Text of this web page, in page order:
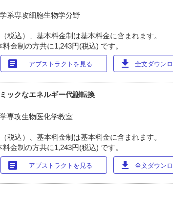
系専攻細胞生物学分野
税込）、基本料金制は基本料金に含まれます。
金制の方共に1,243円(税込) です。
article アブストラクトを見る download 全文ダウン
ックなエネルギー代謝転換
専攻生物医化学教室
税込）、基本料金制は基本料金に含まれます。
金制の方共に1,243円(税込) です。
article アブストラクトを見る download 全文ダウン